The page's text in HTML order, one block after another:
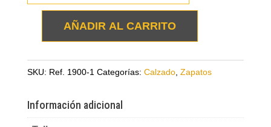
Zapatos
en
tipo
folia
AÑADIR AL CARRITO
SKU: Ref. 1900-1 Categorías: Calzado, Zapatos
Información adicional